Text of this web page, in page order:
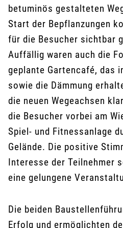
betuminös gestalteten
Start der Bepflanzungen
für die Besucher sichtbar
Auffällig waren auch die
geplante Gartencafé, das
sowie die Dämmung
die neuen Wegeachsen
die Besucher vorbei am
Spiel- und Fitnessanlage
Gelände. Die positive
Interesse der Teilnehmer
eine gelungene
Die beiden
Erfolg und ermöglichten